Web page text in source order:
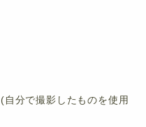
分で撮影したものを使用